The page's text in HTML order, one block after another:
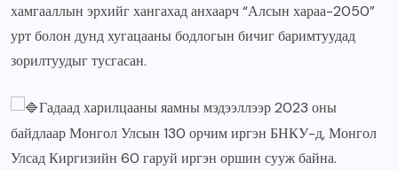
хамгааллын эрхийг хангахад анхаарч “Алсын хараа-2050”
урт болон дунд хугацааны бодлогын бичиг баримтуудад
зорилтуудыг тусгасан.
Гадаад харилцааны яамны мэдээллээр 2023 оны
байдлаар Монгол Улсын 130 орчим иргэн БНКУ-д, Монгол
Улсад Киргизийн 60 гаруй иргэн оршин сууж байна.